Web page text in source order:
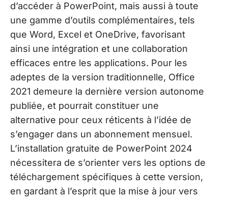
d’accéder à PowerPoint, mais aussi à toute
une gamme d’outils complémentaires, tels
que Word, Excel et OneDrive, favorisant
ainsi une intégration et une collaboration
efficaces entre les applications. Pour les
adeptes de la version traditionnelle, Office
2021 demeure la dernière version autonome
publiée, et pourrait constituer une
alternative pour ceux réticents à l’idée de
s’engager dans un abonnement mensuel.
L’installation gratuite de PowerPoint 2024
nécessitera de s’orienter vers les options de
téléchargement spécifiques à cette version,
en gardant à l’esprit que la mise à jour vers